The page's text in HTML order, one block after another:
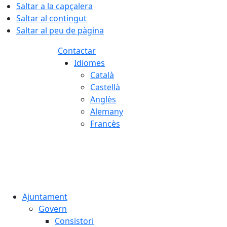
Saltar a la capçalera
Saltar al contingut
Saltar al peu de pàgina
Contactar
Idiomes
Català
Castellà
Anglès
Alemany
Francès
Ajuntament
Govern
Consistori